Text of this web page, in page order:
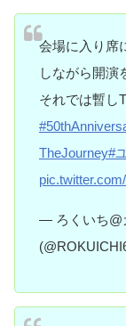
会場に入り席
しながら開演
それでは暫し
TheJourney#
— ろくいち@